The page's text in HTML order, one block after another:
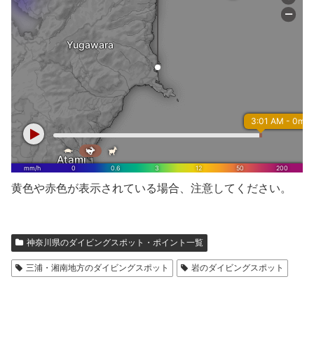
黄色や赤色が表示されている場合、注意してください。
神奈川県のダイビングスポット・ポイント一覧
三浦・湘南地方のダイビングスポット 岩のダイビングスポット